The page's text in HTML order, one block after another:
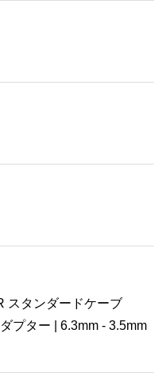
スタンダードケーブ
プター | 6.3mm - 3.5mm